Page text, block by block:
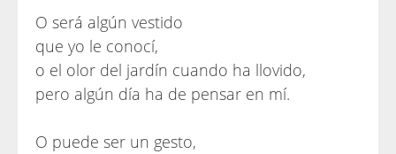
O será algún vestido
que yo le conocí,
o el olor del jardín cuando ha llovido,
pero algún día ha de pensar en mí.
O puede ser un gesto,